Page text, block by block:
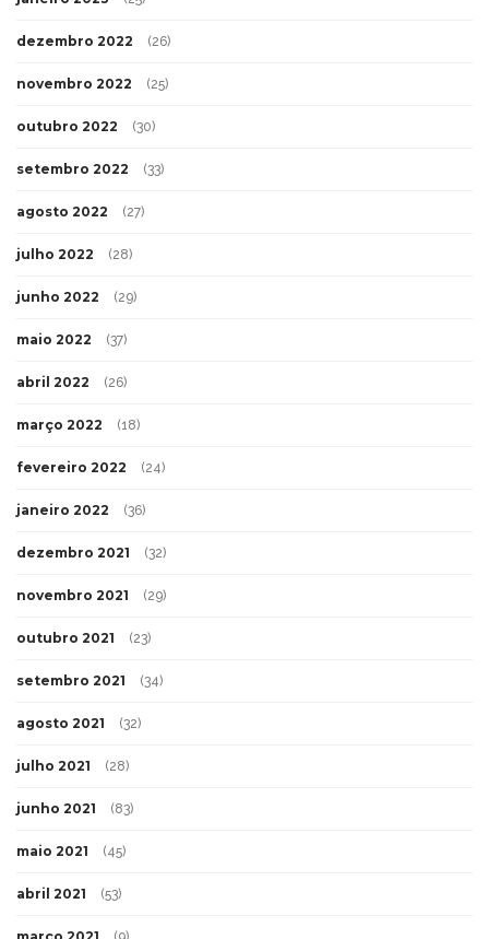
dezembro 2022 (26)
novembro 2022 (25)
outubro 2022 (30)
setembro 2022 (33)
agosto 2022 (27)
julho 2022 (28)
junho 2022 (29)
maio 2022 (37)
abril 2022 (26)
março 2022 (18)
fevereiro 2022 (24)
janeiro 2022 (36)
dezembro 2021 (32)
novembro 2021 (29)
outubro 2021 (23)
setembro 2021 (34)
agosto 2021 (32)
julho 2021 (28)
junho 2021 (83)
maio 2021 (45)
abril 2021 (53)